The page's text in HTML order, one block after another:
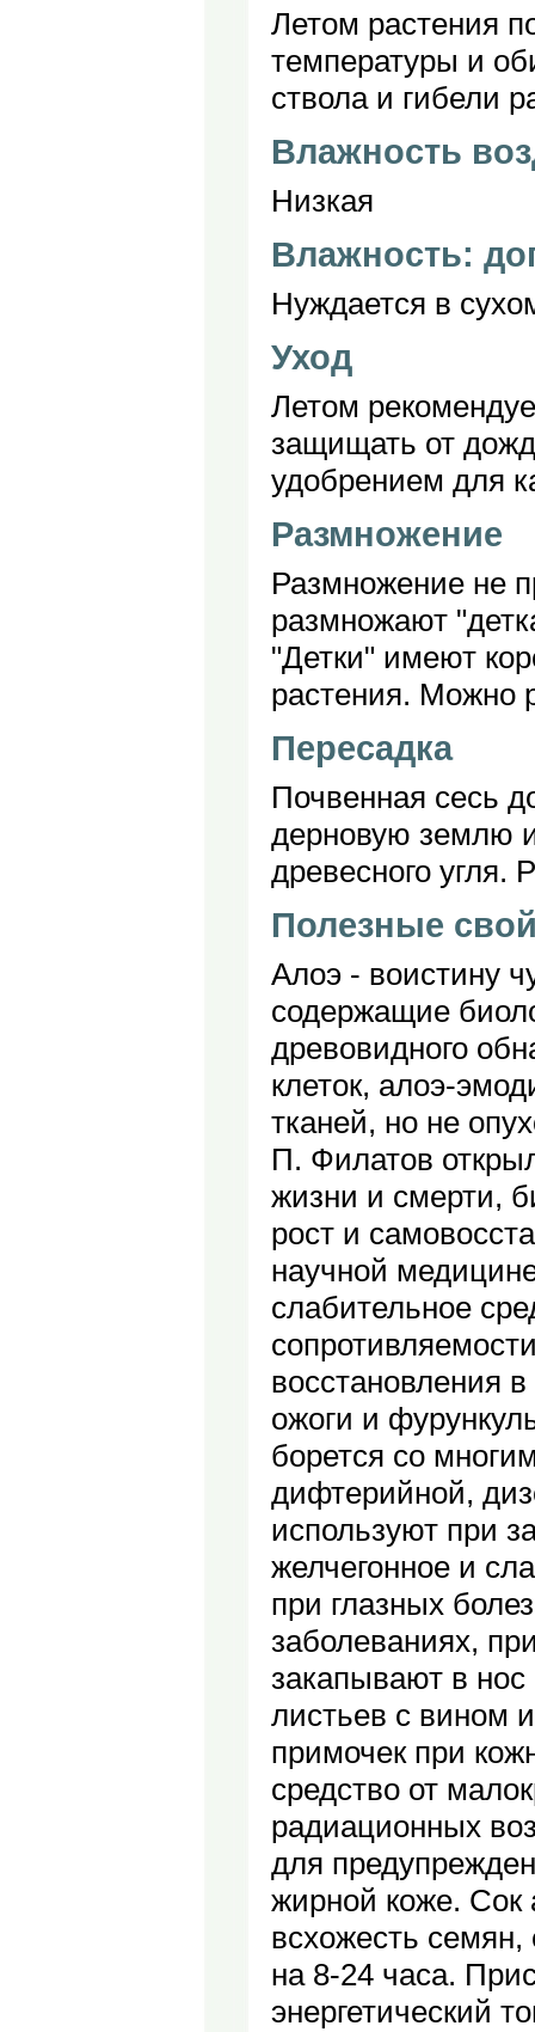
Летом растения
температуры и
ствола и гибели
Влажность
Низкая
Влажность:
Нуждается в
Уход
Летом
защищать от
удобрением для
Размножение
Размножение не
размножают
"Детки" имеют
растения. Можно
Пересадка
Почвенная сесь
дерновую землю
древесного угля.
Полезные
Алоэ - воистину
содержащие
древовидного
клеток, алоэ-
тканей, но не
П. Филатов
жизни и смерти,
рост и
научной
слабительное
восстановления
ожоги и
борется со
дифтерийной,
используют при
желчегонное и
при глазных
заболеваниях,
закапывают в нос
листьев с вином
примочек при
средство от
радиационных
для
жирной коже. Сок
всхожесть
на 8-24 часа.
энергетический